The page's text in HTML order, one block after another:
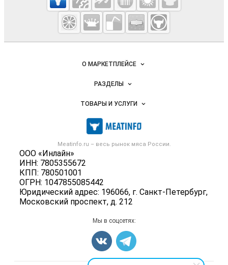
Meatinfo.ru —
мясо и
мясопродукты
Важные разделы и контакты
Meatinfo.ru – весь рынок мяса России.
ООО «Инлайн»
ИНН: 7805355672
КПП: 780501001
ОГРН: 1047855085442
Юридический адрес: 196066, г. Санкт-Петербург,
Московский проспект, д. 212
Навигация по сайтуО МАРКЕТПЛЕЙСЕ
Новости Meatinfo.ru
Размещение рекламы
Публичная оферта
Контактная информация
Политика обработки персональных данных
РАЗДЕЛЫ
Объявления
Новости рынка
Мониторинг
Вакансии
ТОВАРЫ И УСЛУГИ
Мясо, мясопродукты
Скот в живом весе
Колбасы, сосиски, деликатесы
Мясные полуфабрикаты
Мясные снеки
Яйца
Карта объявлений
Мы в соцсетях: